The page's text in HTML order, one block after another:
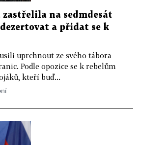
zastřelila na sedmdesát
a přidat se k
uprchnout ze svého tábora
Podle opozice se k rebelům
kteří buď...